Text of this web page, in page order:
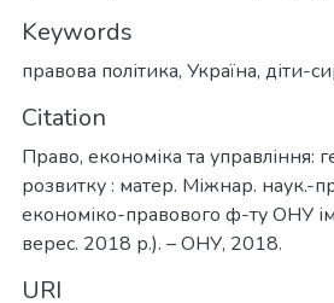
Keywords
правова політика, Україна, діти-
Citation
Право, економіка та управління:
розвитку : матер. Міжнар. наук.-
економіко-правового ф-ту ОНУ
верес. 2018 р.). – ОНУ, 2018.
URI